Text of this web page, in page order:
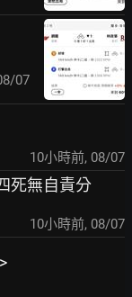
07
10小時前, 08/07
死無自責分
10小時前, 08/07